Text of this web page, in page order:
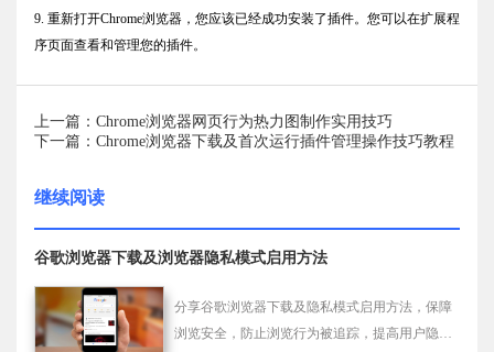
9. 重新打开Chrome浏览器，您应该已经成功安装了插件。您可以在扩展程
序页面查看和管理您的插件。
上一篇：Chrome浏览器网页行为热力图制作实用技巧
下一篇：Chrome浏览器下载及首次运行插件管理操作技巧教程
继续阅读
谷歌浏览器下载及浏览器隐私模式启用方法
分享谷歌浏览器下载及隐私模式启用方法，保障
浏览安全，防止浏览行为被追踪，提高用户隐私